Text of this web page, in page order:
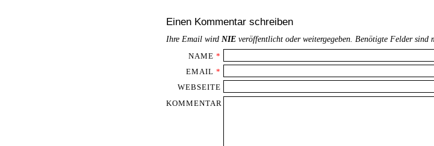
Einen Kommentar schreiben
Ihre Email wird NIE veröffentlicht oder weitergegeben. Benötigte Felder sind
NAME *
EMAIL *
WEBSEITE
KOMMENTAR